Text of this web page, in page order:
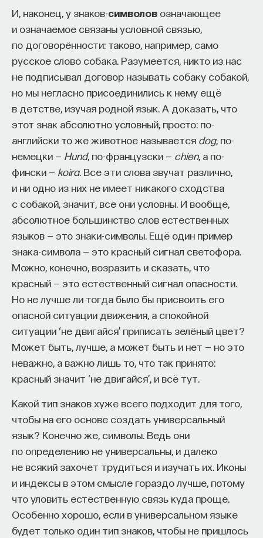
И, наконец, у знаков-символов означающее
и означаемое связаны условной связью,
по договорённости: таково, например, само
русское слово собака. Разумеется, никто из нас
не подписывал договор называть собаку собакой,
но мы негласно присоединились к нему ещё
в детстве, изучая родной язык. А доказать, что
этот знак абсолютно условный, просто: по-
английски то же животное называется dog, по-
немецки — Hund, по-французски — chien, а по-
фински — koira. Все эти слова звучат различно,
и ни одно из них не имеет никакого сходства
с собакой, значит, все они условны. И вообще,
абсолютное большинство слов естественных
языков — это знаки-символы. Ещё один пример
знака-символа — это красный сигнал светофора.
Можно, конечно, возразить и сказать, что
красный — это естественный сигнал опасности.
Но не лучше ли тогда было бы присвоить его
опасной ситуации движения, а спокойной
ситуации ‘не двигайся’ приписать зелёный цвет?
Может быть, лучше, а может быть и нет — но это
неважно, а важно лишь то, что так принято:
красный значит ‘не двигайся’, и всё тут.
Какой тип знаков хуже всего подходит для того,
чтобы на его основе создать универсальный
язык? Конечно же, символы. Ведь они
по определению не универсальны, и далеко
не всякий захочет трудиться и изучать их. Иконы
и индексы в этом смысле гораздо лучше, потому
что уловить естественную связь куда проще.
Особенно хорошо, если в универсальном языке
будет только один тип знаков, чтобы не пришлось